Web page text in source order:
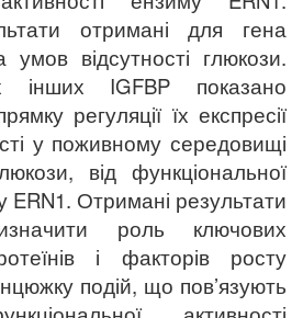
отримані для гена
відсутності глюкози.
інших IGFBP показано
регуляції їх експресії
у поживному середовищі
від функціональної
ERN1. Отримані результати
роль ключових
і факторів росту
подій, що пов’язують